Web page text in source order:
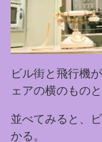
ビル街と飛行機
ェアの横のもの
並べてみると、
かる。